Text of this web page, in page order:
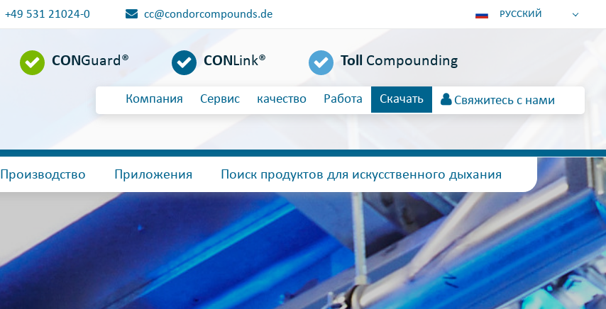
+49 531 21024-0 cc@condorcompounds.de
POLSKI
한국어
日本語
中文
ČEŠTINA
PORTUGUÊS
РУССКИЙ
TÜRKÇE
CONGuard® CONLink® Toll Compounding
Компания Сервис качество Работа Скачать Свяжитесь с нами
Производство Приложения Поиск продуктов для искусственного дыхания